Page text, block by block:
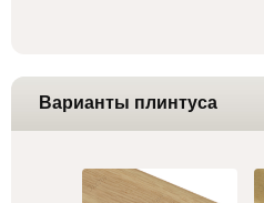
Варианты плинтуса